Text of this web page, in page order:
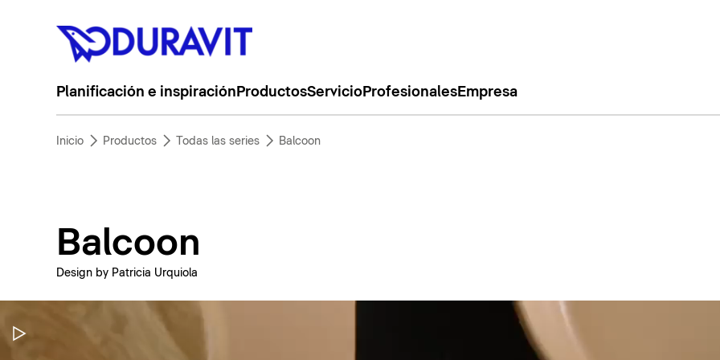
Planificación e inspiración ProductosServicioProfesionalesEmpresa
Inicio Productos Todas las series Balcoon
Balcoon
Design by Patricia Urquiola
Pausar vídeo